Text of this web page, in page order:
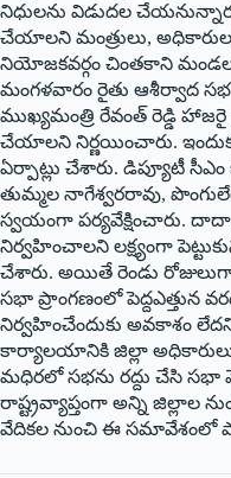
నిధులను విడుదల
చేయాలని మంత్రులు,
నియోజకవర్గం చింతకాని
మంగళవారం రైతు ఆశీర్వాద
ముఖ్యమంత్రి రేవంత్‌ ‌రెడ్డి
చేయాలని నిర్ణయించారు. ఇందుకు
ఏర్పాట్లు చేశారు. డిప్యూటీ సీఎం
తుమ్మల నాగేశ్వరరావు,
స్వయంగా పర్యవేక్షించారు.
నిర్వహించాలని లక్ష్యంగా
చేశారు. అయితే రెండు రోజులుగా
సభా ప్రాంగణంలో పెద్దఎత్తున
నిర్వహించేందుకు అవకాశం
కార్యాలయానికి జిల్లా
మధిరలో సభను రద్దు చేసి
రాష్ట్రవ్యాప్తంగా అన్ని జిల్లాల
వేదికల నుంచి ఈ సమావేశంలో